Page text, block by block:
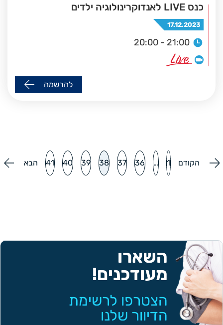
כנס LIVE לאנדוקרינולוגיה ילדים
17.12.2023
20:00 - 21:00
להרשמה
הקודם 1
…
36
37
38
39
40
41 הבא
השארו
מעודכנים!
הצטרפו לרשימת
הדיוור שלנו